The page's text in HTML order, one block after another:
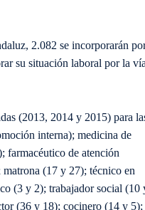
2.082 se incorporarán
su situación laboral por la
(2013, 2014 y 2015) para
interna); medicina de
farmacéutico de atención
(17 y 27); técnico en
(3 y 2); trabajador social (10
(36 y 18); cocinero (14 y 5);